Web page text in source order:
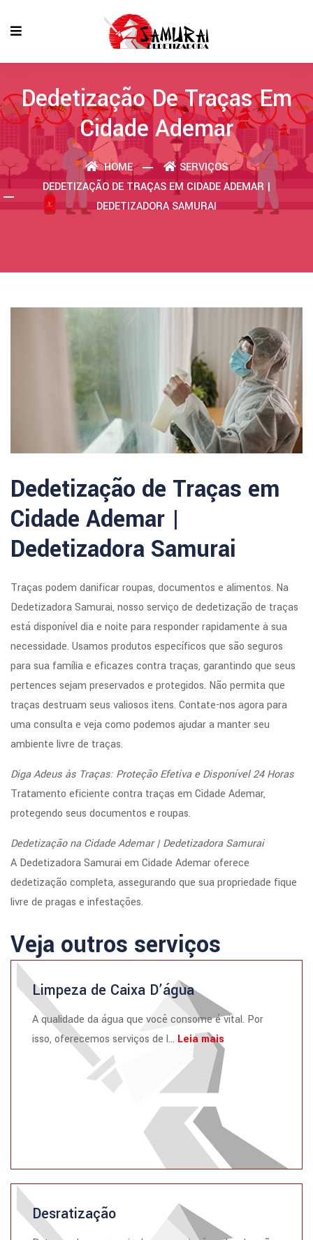
Dedetização De Traças Em
Cidade Ademar
HOME
SERVIÇOS
DEDETIZAÇÃO DE TRAÇAS EM CIDADE ADEMAR |
DEDETIZADORA SAMURAI
Dedetização de Traças em
Cidade Ademar |
Dedetizadora Samurai
Traças podem danificar roupas, documentos e alimentos. Na
Dedetizadora Samurai, nosso serviço de dedetização de traças
está disponível dia e noite para responder rapidamente à sua
necessidade. Usamos produtos específicos que são seguros
para sua família e eficazes contra traças, garantindo que seus
pertences sejam preservados e protegidos. Não permita que
traças destruam seus valiosos itens. Contate-nos agora para
uma consulta e veja como podemos ajudar a manter seu
ambiente livre de traças.
Diga Adeus às Traças: Proteção Efetiva e Disponível 24 Horas
Tratamento eficiente contra traças em Cidade Ademar,
protegendo seus documentos e roupas.
Dedetização na Cidade Ademar | Dedetizadora Samurai
A Dedetizadora Samurai em Cidade Ademar oferece
dedetização completa, assegurando que sua propriedade fique
livre de pragas e infestações.
Veja outros serviços
Limpeza de Caixa D’água
A qualidade da água que você consome é vital. Por
isso, oferecemos serviços de l... Leia mais
Desratização